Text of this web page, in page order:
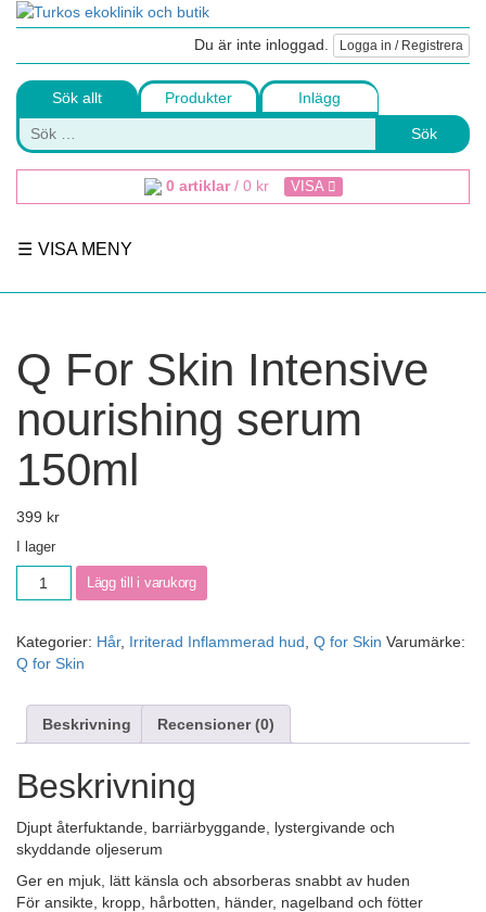
Du är inte inloggad. Logga in / Registrera
Sök allt Produkter Inlägg
Sök
0 artiklar/ 0 kr VISA
VISA MENY
Q For Skin Intensive
nourishing serum
150ml
399 kr
I lager
Lägg till i varukorg
Kategorier: Hår, Irriterad Inflammerad hud Q for Skin Varumärke:
Q for Skin
Beskrivning Recensioner (0)
Beskrivning
Djupt återfuktande, barriärbyggande, lystergivande och
skyddande oljeserum
Ger en mjuk, lätt känsla och absorberas snabbt av huden
För ansikte, kropp, hårbotten, händer, nagelband och fötter